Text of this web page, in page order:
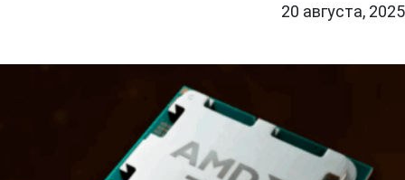
20 августа, 2025